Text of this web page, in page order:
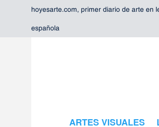
hoyesarte.com, primer diario de arte en
española
ARTES VISUALES